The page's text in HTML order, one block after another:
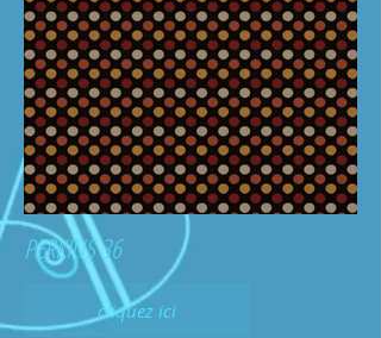
PERKINS 36
cliquez ici